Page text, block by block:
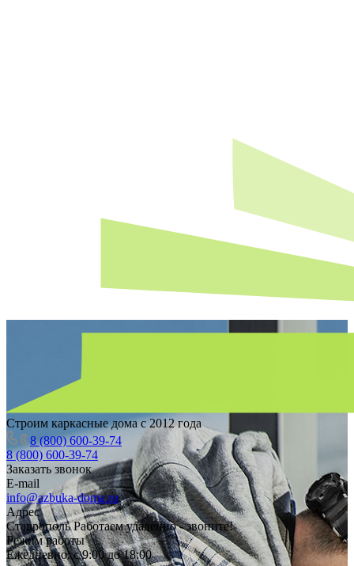
Строим каркасные дома с 2012 года
8 (800) 600-39-74
8 (800) 600-39-74
Заказать звонок
E-mail
info@azbuka-doma.ru
Адрес
Ставрополь Работаем удаленно - звоните!
Режим работы
Ежедневно: с 9:00 до 18:00